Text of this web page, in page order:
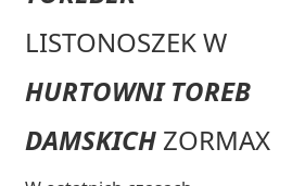
LISTONOSZEK W
HURTOWNI TOREB
DAMSKICH ZORMAX